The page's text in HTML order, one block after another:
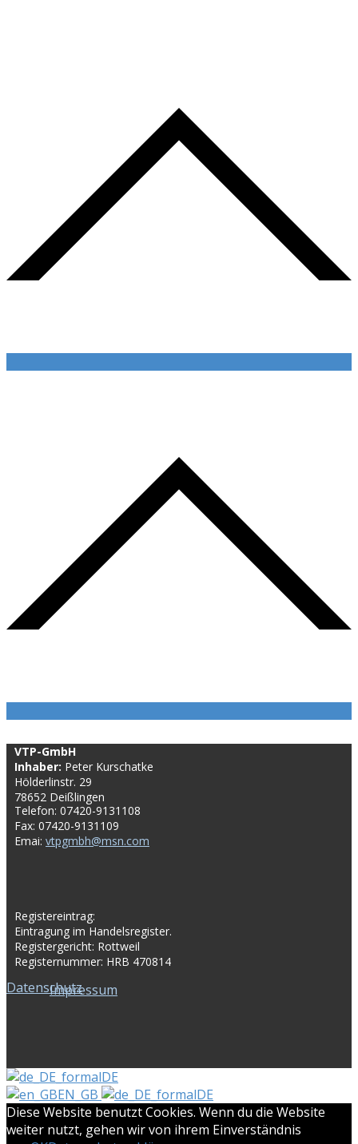
VTP-GmbH
Inhaber: Peter Kurschatke
Hölderlinstr. 29
78652 Deißlingen
Registereintrag:
Eintragung im Handelsregister.
Registergericht: Rottweil
Registernummer: HRB 470814
Telefon: 07420-9131108
Fax: 07420-9131109
Emai: vtpgmbh@msn.com
Impressum
Datenschutz
DE
EN_GB
DE
Diese Website benutzt Cookies. Wenn du die Website
weiter nutzt, gehen wir von ihrem Einverständnis